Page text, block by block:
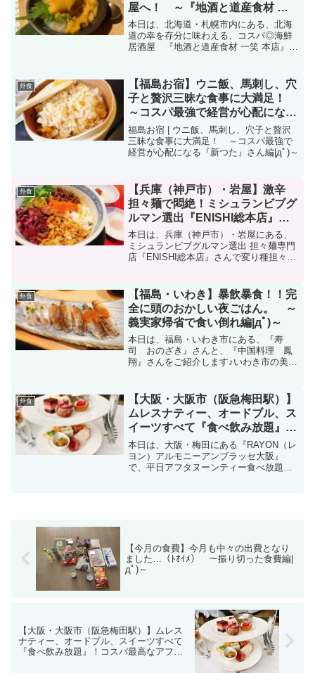
屋へ！ ～『地酒と道産食材 一
笑 本店』編|дﾟ)～
本日は、北海道・札幌市内にある、北海
道の幸を存分に味わえる、コスパ◎海鮮
居酒屋 『地酒と道産食材 一笑 本店』さ
外食
【福島お宿】ウニ飯、馬刺し、穴
子と贅沢三昧な食事に大満足！
～コスパ最強で経営が心配になる
『新つた』さん編|дﾟ)～
福島お宿 | ウニ飯、馬刺し、穴子と贅沢
三昧な食事に大満足！ ～コスパ最強で
経営が心配になる『新つた』さん編|дﾟ)～
外食
【兵庫（神戸市）・岩屋】激辛
担々麺で悶絶！ミシュランビブグ
ルマン選出『ENISHI総本店』で
変り種担々麺を喰らう！ ～激
辛好きよ集え！編|дﾟ)～
本日は、兵庫（神戸市）・岩屋にある、
ミシュランビブグルマン選出 担々麺専門
店『ENISHI総本店』さんで変り種担々麺
カスタムできるため、激辛好き必見です
♪|дﾟ)
外食
【福島・いわき】暴飲暴食！！完
全に頭のおかしい夜ごはん。 ～
義実家帰省で食い倒れ編|дﾟ)～
本日は、福島・いわき市にある、『寿
司 おのざき』さんと、『中国料理 鳳
翔』さんをご紹介します♪いわき市の美味
外食
【大阪・大阪市（阪急梅田駅）】
ムレスナティー、オードブル、ス
イーツすべて『食べ飲み放題』！
コスパ最高なアフタヌーンティー
に行ってきた。 ～
『RAYON（レヨン）アルモニー
本日は、大阪・梅田にある『RAYON（レ
ヨン）アルモニーアンブラッセ大阪』
で、平日アフタヌーンティー食べ放題に
【今月の食費】今月も中々の出費となり
ました…（ﾄｵｲﾒ） ～振り切った食費編|
дﾟ)～
【大阪・大阪市（阪急梅田駅）】ムレス
ナティー、オードブル、スイーツすべて
『食べ飲み放題』！コスパ最高なアフタ